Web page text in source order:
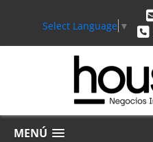
Select Language ▼
MENÚ